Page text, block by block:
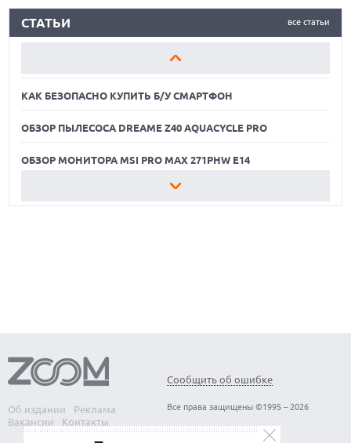
все статьи
СТАТЬИ
ОБЗОР МОНИТОРА MSI PRO MAX 271PHW E14
КАК БЕЗОПАСНО КУПИТЬ Б/У СМАРТФОН
ОБЗОР ПЫЛЕСОСА DREAME Z40 AQUACYCLE PRO
ОБЗОР МОНИТОРА MSI PRO MAX 271PHW E14
КАК БЕЗОПАСНО КУПИТЬ Б/У СМАРТФОН
Об издании
Реклама
Вакансии
Контакты
Сообщить об ошибке
Все права защищены ©1995 – 2026